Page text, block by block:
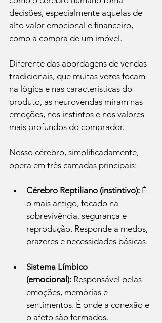
decisões, especialmente aquelas de
alto valor emocional e financeiro,
como a compra de um imóvel.
Diferente das abordagens de vendas
tradicionais, que muitas vezes focam
na lógica e nas características do
produto, as neurovendas miram nas
emoções, nos instintos e nos valores
mais profundos do comprador.
Nosso cérebro, simplificadamente,
opera em três camadas principais:
Cérebro Reptiliano (instintivo): É
o mais antigo, focado na
sobrevivência, segurança e
reprodução. Responde a medos,
prazeres e necessidades básicas.
Sistema Límbico
(emocional): Responsável pelas
emoções, memórias e
sentimentos. É onde a conexão e
o afeto são formados.